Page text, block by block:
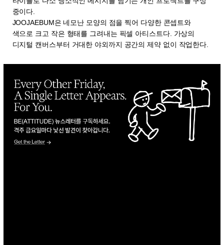
중이다.
JOOJAEBUM은 네모난 모양의 점을 찍어 다양한 콘셉트와
색으로 크고 작은 형태를 그려내는 픽셀 아티스트다. 가상의
디지털 캔버스부터 거대한 야외까지 공간의 제약 없이 작업한다.